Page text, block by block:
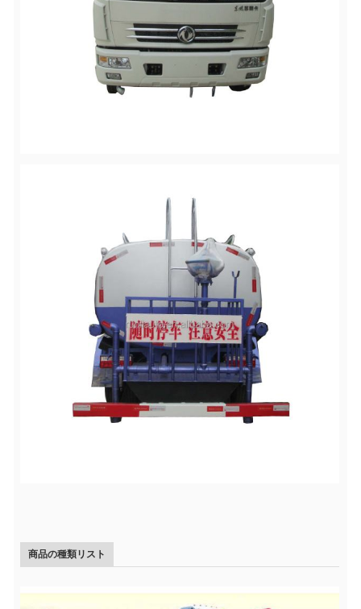
商品の種類リスト